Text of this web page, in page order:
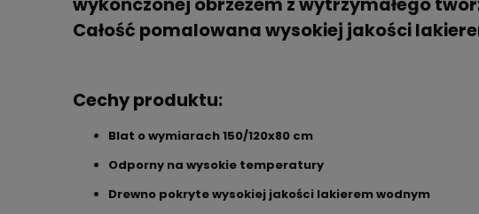
Całość pomalowana wysokiej jakości
Cechy produktu:
Blat o wymiarach 150/120x80 cm
Odporny na wysokie temperatury
Drewno pokryte wysokiej jakości lakierem wodnym